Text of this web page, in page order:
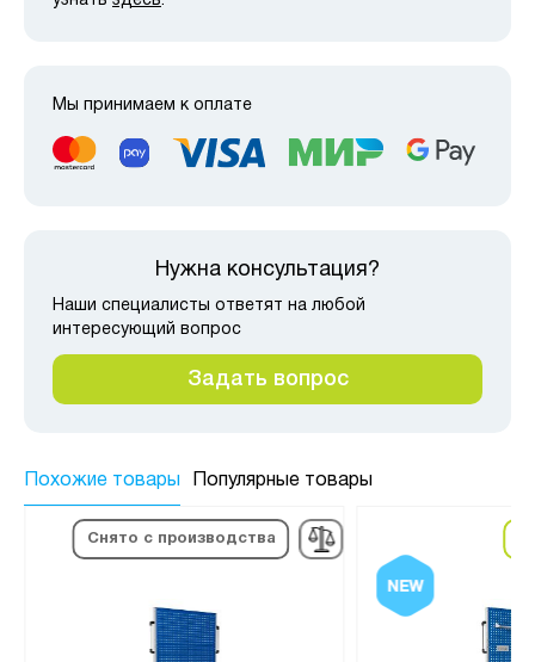
Мы принимаем к оплате
Нужна консультация?
Наши специалисты ответят на любой
интересующий вопрос
Задать вопрос
Похожие товары Популярные товары
Снято с производства